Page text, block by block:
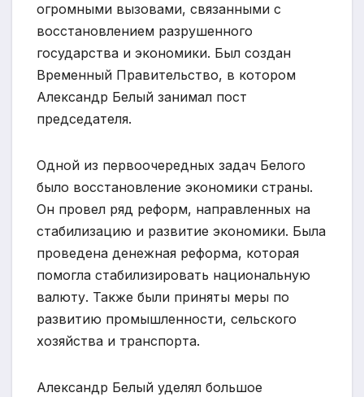
огромными вызовами, связанными с
восстановлением разрушенного
государства и экономики. Был создан
Временный Правительство, в котором
Александр Белый занимал пост
председателя.
Одной из первоочередных задач Белого
было восстановление экономики страны.
Он провел ряд реформ, направленных на
стабилизацию и развитие экономики. Была
проведена денежная реформа, которая
помогла стабилизировать национальную
валюту. Также были приняты меры по
развитию промышленности, сельского
хозяйства и транспорта.
Александр Белый уделял большое